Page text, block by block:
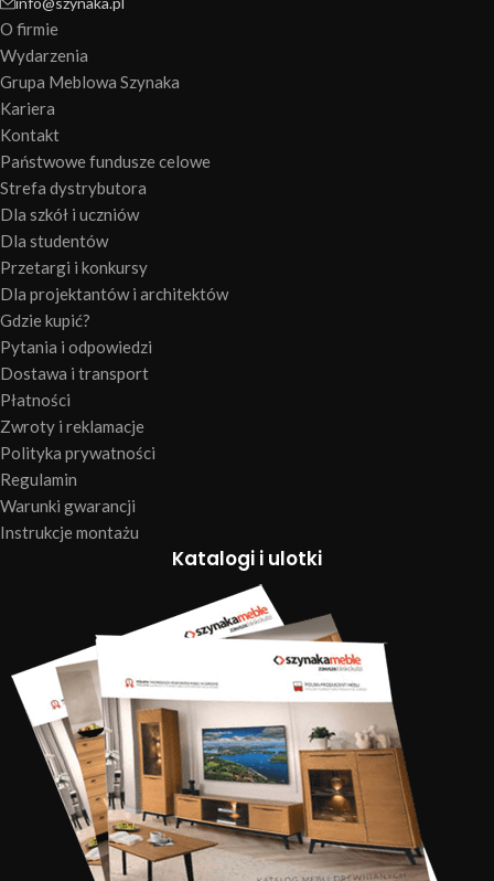
O firmie
Wydarzenia
Grupa Meblowa Szynaka
Kariera
Kontakt
Państwowe fundusze celowe
Strefa dystrybutora
Dla szkół i uczniów
Dla studentów
Przetargi i konkursy
Dla projektantów i architektów
Gdzie kupić?
Pytania i odpowiedzi
Dostawa i transport
Płatności
Zwroty i reklamacje
Polityka prywatności
Regulamin
Warunki gwarancji
Instrukcje montażu
Katalogi i ulotki